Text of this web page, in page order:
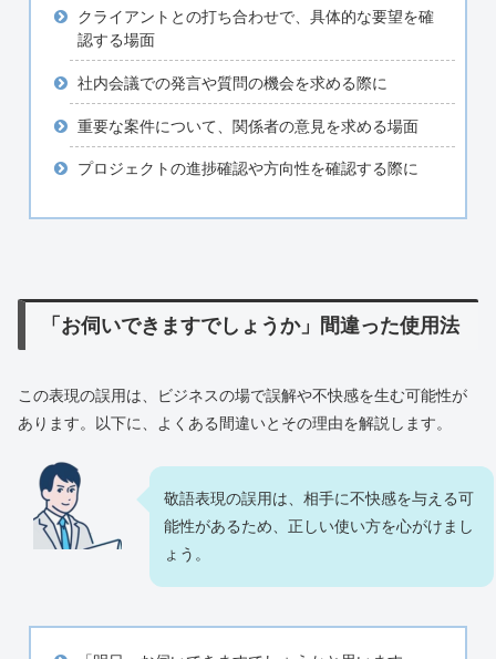
クライアントとの打ち合わせで、具体的な要望を確
認する場面
社内会議での発言や質問の機会を求める際に
重要な案件について、関係者の意見を求める場面
プロジェクトの進捗確認や方向性を確認する際に
「お伺いできますでしょうか」間違った使用法
この表現の誤用は、ビジネスの場で誤解や不快感を生む可能性が
あります。以下に、よくある間違いとその理由を解説します。
敬語表現の誤用は、相手に不快感を与える可
能性があるため、正しい使い方を心がけまし
ょう。